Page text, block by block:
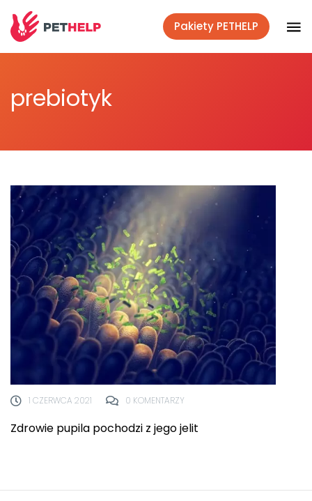
Akcje społeczne
Polecane
Pakiety PETHELP
prebiotyk
1 CZERWCA 2021 0 KOMENTARZY
Zdrowie pupila pochodzi z jego jelit